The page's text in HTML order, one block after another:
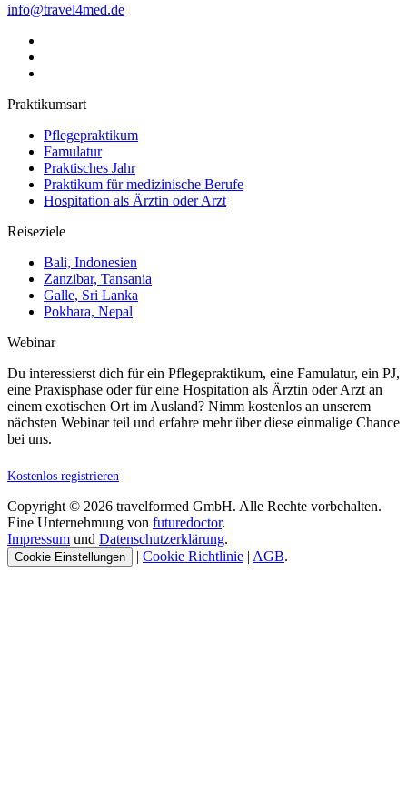
info@travel4med.de
Praktikumsart
Pflegepraktikum
Famulatur
Praktisches Jahr
Praktikum für medizinische Berufe
Hospitation als Ärztin oder Arzt
Reiseziele
Bali, Indonesien
Zanzibar, Tansania
Galle, Sri Lanka
Pokhara, Nepal
Webinar
Du interessierst dich für ein Pflegepraktikum, eine Famulatur, ein PJ,
eine Praxisphase oder für eine Hospitation als Ärztin oder Arzt an
einem exotischen Ort im Ausland? Nimm kostenlos an unserem
nächsten Webinar teil und erfahre mehr über diese einmalige Chance
bei uns.
Kostenlos registrieren
Copyright © 2026 travelformed GmbH. Alle Rechte vorbehalten.
Eine Unternehmung von futuredoctor.
Impressum und Datenschutzerklärung.
Cookie Einstellungen | Cookie Richtlinie | AGB.